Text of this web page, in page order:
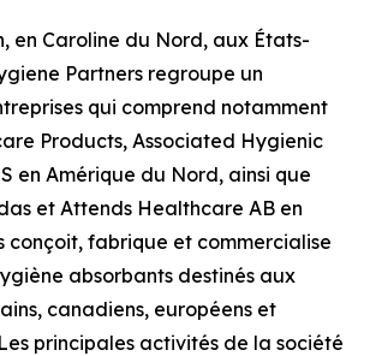
en Caroline du Nord, aux États-
Partners regroupe un
qui comprend notamment
Products, Associated Hygienic
en Amérique du Nord, ainsi que
et Attends Healthcare AB en
conçoit, fabrique et commercialise
absorbants destinés aux
canadiens, européens et
principales activités de la société